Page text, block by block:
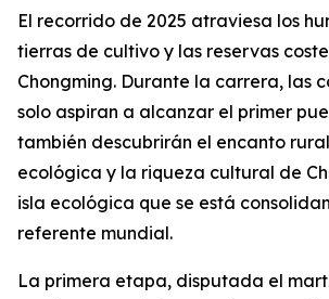
El recorrido de 2025 atraviesa los
tierras de cultivo y las reservas
Chongming. Durante la carrera, las
solo aspiran a alcanzar el primer
también descubrirán el encanto
ecológica y la riqueza cultural de
isla ecológica que se está
referente mundial.
La primera etapa, disputada el